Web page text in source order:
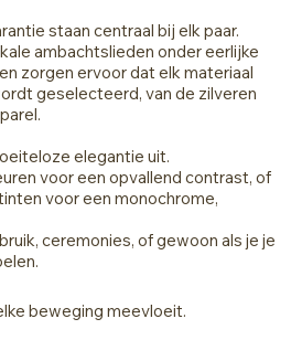
staan centraal bij elk paar.
ambachtslieden onder eerlijke
zorgen ervoor dat elk materiaal
geselecteerd, van de zilveren
elegantie uit.
voor een opvallend contrast, of
voor een monochrome,
ceremonies, of gewoon als je je
beweging meevloeit.